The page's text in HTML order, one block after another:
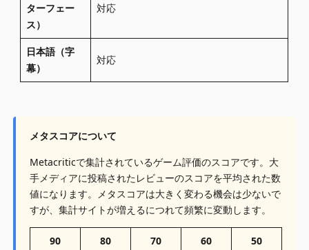
ターフェー
ス）
対応
日本語（字
幕）
対応
メタ スコアについて
Metacriticで集計されているゲーム評価のスコアです。大
手メディアに投稿されたレビューのスコアを平均された数
値になります。メタスコアは大きく変わる機会は少ないで
すが、集計サイトが増えるにつれて頻繁に変動します。
90 80 70 60 50